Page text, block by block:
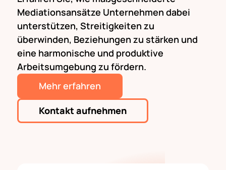
Mediationsansätze Unternehmen dabei
unterstützen, Streitigkeiten zu
überwinden, Beziehungen zu stärken und
eine harmonische und produktive
Arbeitsumgebung zu fördern.
Mehr erfahren
Kontakt aufnehmen